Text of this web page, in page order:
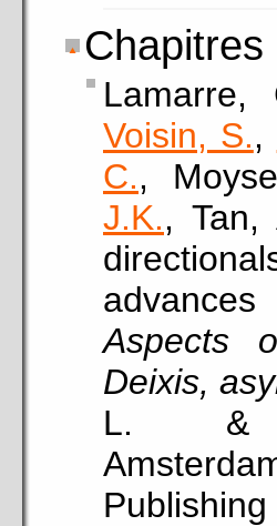
Voisin, S.,
C.,
J.K.,
Aspects
Deixis,
L. &